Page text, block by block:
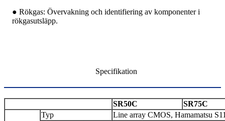
● Rökgas: Övervakning och identifiering av komponenter i
rökgasutsläpp.
Specifikation
SR50C SR75C
Typ
Line array CMOS, Hamamatsu